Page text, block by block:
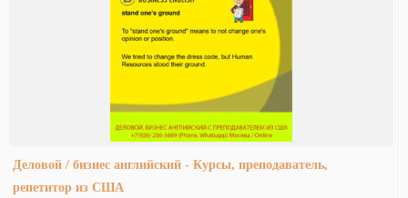
Деловой / бизнес английский - Курсы, преподаватель,
репетитор из США